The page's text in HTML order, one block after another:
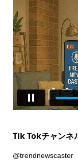
Tik Tokチャンネ
@trendnewscaster